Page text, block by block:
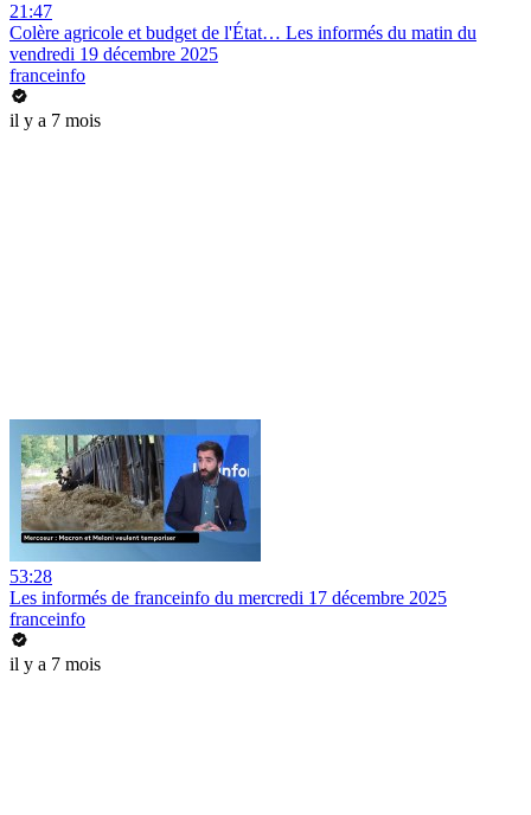
21:47
Colère agricole et budget de l'État… Les informés du matin du
vendredi 19 décembre 2025
franceinfo
il y a 7 mois
53:28
Les informés de franceinfo du mercredi 17 décembre 2025
franceinfo
il y a 7 mois